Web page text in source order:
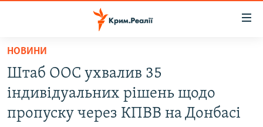
Перейти
основного
матеріалу
до
НОВИНИ
ВІДЕО ТА ФОТО
НОВИНИ
Штаб ООС ухвалив 35
індивідуальних рішень щодо
пропуску через КПВВ на Донбасі